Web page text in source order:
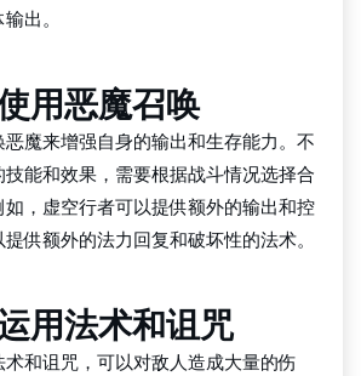
出。
用恶魔召唤
魔来增强自身的输出和生存能力。不
能和效果，需要根据战斗情况选择合
，虚空行者可以提供额外的输出和控
供额外的法力回复和破坏性的法术。
用法术和诅咒
和诅咒，可以对敌人造成大量的伤